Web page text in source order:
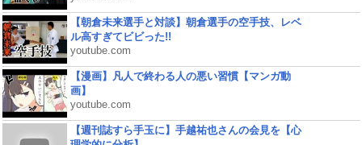
【朝倉未来選手と対談】朝倉選手の空手技、レベ
ル高すぎてビビった!!
youtube.com
【漫画】凡人で終わる人の悪い習慣【マンガ動
画】
youtube.com
【週刊誌すら手玉に】手越祐也さんの会見を【心